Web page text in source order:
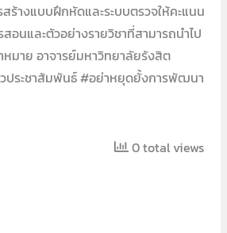
สร้างแบบฝึกหัดและระบบตรวจให้คะแนน
อนและตัวอย่างรายวิชาที่สามารถนำไป
หมาย อาจารย์มหาวิทยาลัยรังสิต
ประชาสัมพันธ์ #อย่าหยุดยั้งการพัฒนา
0 total views